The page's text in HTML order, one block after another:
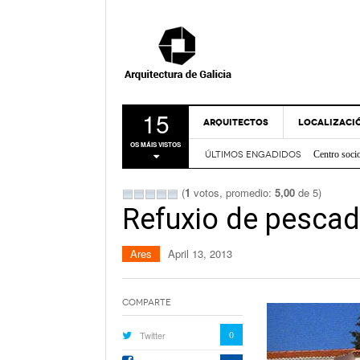
15
OS MÁIS VISTOS
ARQUITECTOS
A CORUÑA
PONTEVEDRA
ÚLTIMOS ENGADIDOS
Centro
Nova Sede
Centro de
Casa sobre
(1 votos, promedio: 5,00 de 5)
Refuxio de
Ares April 13, 2013
Comparte
Twitter 0